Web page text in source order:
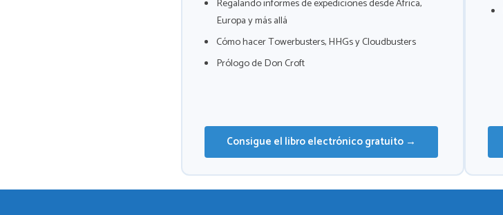
Regalando informes de expediciones desde África,
Europa y más allá
Cómo hacer Towerbusters, HHGs y Cloudbusters
Prólogo de Don Croft
Consigue el libro electrónico gratuito →